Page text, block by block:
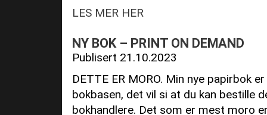
LES MER HER
NY BOK – PRINT ON DEMAND
Publisert 21.10.2023
DETTE ER MORO. Min nye papirbok
bokbasen, det vil si at du kan bestille
bokhandlere. Det som er mest moro